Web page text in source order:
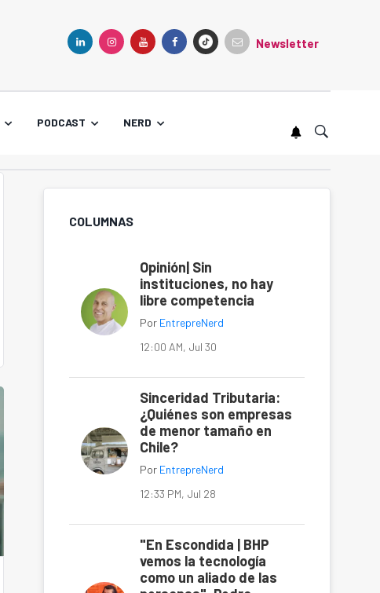
Newsletter
PODCAST NERD
COLUMNAS
Opinión| Sin
instituciones, no hay
libre competencia
Por EntrepreNerd
12:00 AM, Jul 30
Sinceridad Tributaria:
¿Quiénes son empresas
de menor tamaño en
Chile?
Por EntrepreNerd
12:33 PM, Jul 28
"En Escondida | BHP
vemos la tecnología
como un aliado de las